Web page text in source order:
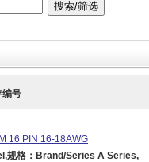
编号
16 PIN 16-18AWG
规格：Brand/Series A Series,